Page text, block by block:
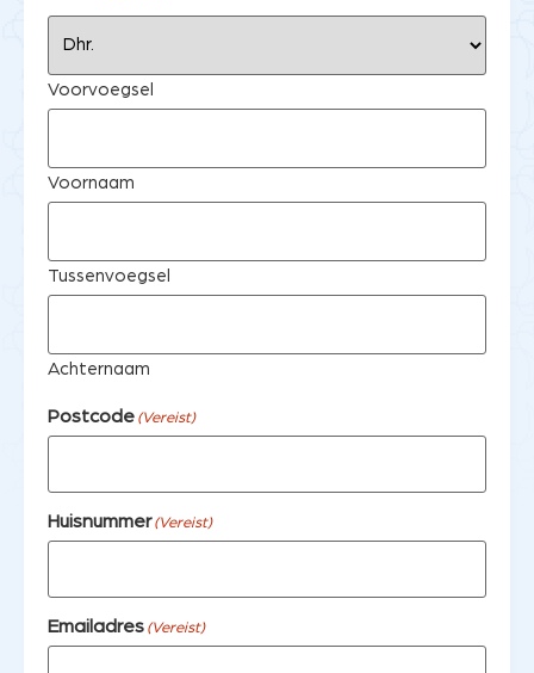
Voorvoegsel
Voornaam
Tussenvoegsel
Achternaam
Postcode (Vereist)
Huisnummer (Vereist)
Emailadres (Vereist)